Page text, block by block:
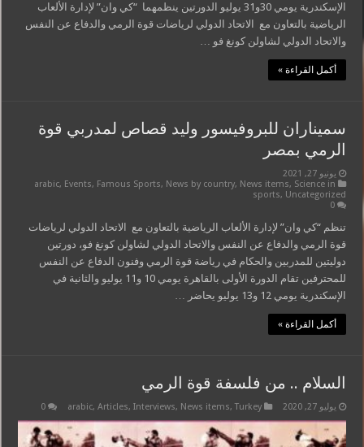
الإسكندرية يومي 30و31 يوليو الدورتين ينظمهما “كي وان” لإدارة الألعاب
الرياضية بالتعاون مع الاتحاد الدولي لرياضات قوة الرمي والدفاع عن النفس
والاتحاد الدولي لشاولن كونغ فو …
أكمل القراءة »
سميناران للبروفيسور وليد قصاص لمدربي قوة
الرمي بمصر
يونيو 27, 2021
arabic, Events, Famous Sports, News by country, News items, Science in
sports, Uncategorized
0
تنظم “كي وان” لإدارة الألعاب الرياضية بالتعاون مع الاتحاد الدولي لرياضات
قوة الرمي والدفاع عن النفس والاتحاد الدولي لشاولن كونغ فو، دورتين
دوليتين للمدربين والحكام في رياضة قوة الرمي وفنون الدفاع عن النفس
للمحترفين تقام الدورة الأولى بالقاهرة يومي 10 و11 يوليو والثانية في
الإسكندرية يومي 12 و13 يوليو يحاضر …
أكمل القراءة »
السلام .. من فلسفة قوة الرمي
يوليو 27, 2020 arabic, Articles, Interviews, News items, Turkey
0